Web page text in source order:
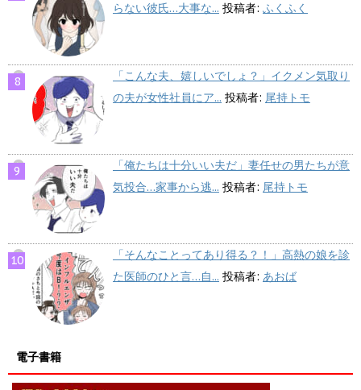
らない彼氏…大事な... 投稿者: ふくふく
「こんな夫、嬉しいでしょ？」イクメン気取り
の夫が女性社員にア... 投稿者: 尾持トモ
「俺たちは十分いい夫だ」妻任せの男たちが意
気投合…家事から逃... 投稿者: 尾持トモ
「そんなことってあり得る？！」高熱の娘を診
た医師のひと言…自... 投稿者: あおば
電子書籍